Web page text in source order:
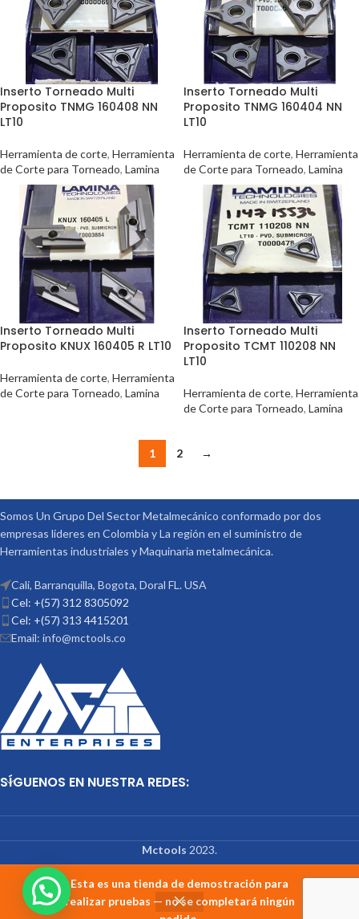
Esta es una tienda de demostración para
realizar pruebas — no se completará ningún
Inserto Torneado Multi
Proposito TNMG 160408 NN
LT10
Herramienta de corte, Herramienta
de Corte para Torneado, Lamina
Inserto Torneado Multi
Proposito TNMG 160404 NN
LT10
Herramienta de corte, Herramienta
de Corte para Torneado, Lamina
Inserto Torneado Multi
Proposito KNUX 160405 R LT10
Herramienta de corte, Herramienta
de Corte para Torneado, Lamina
Inserto Torneado Multi
Proposito TCMT 110208 NN
LT10
Herramienta de corte, Herramienta
de Corte para Torneado, Lamina
1 2 →
Somos Un Grupo Del Sector Metalmecánico conformado por dos
empresas lideres en Colombia y La región en el suministro de
Herramientas industriales y Maquinaria metalmecánica.
Cali, Barranquilla, Bogota, Doral FL. USA
Cel: +(57) 312 8305092
Cel: +(57) 313 4415201
Email: info@mctools.co
SÍGUENOS EN NUESTRA REDES:
Mctools 2023.